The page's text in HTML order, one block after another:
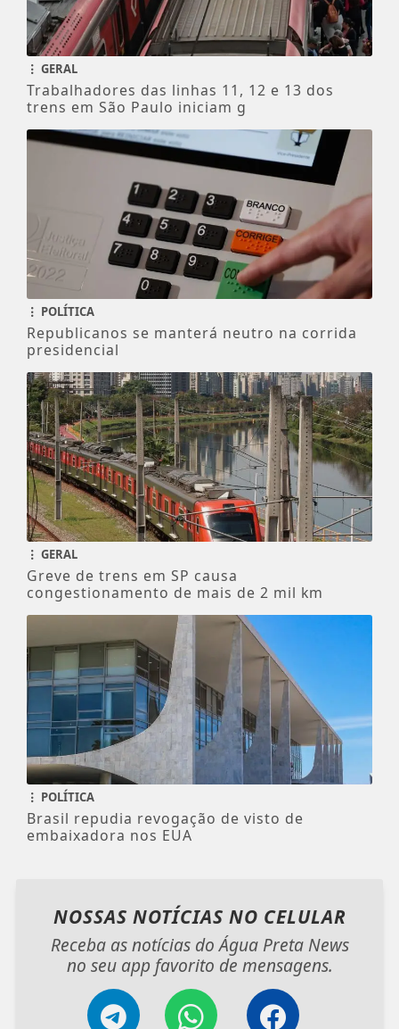
GERAL
Trabalhadores das linhas 11, 12 e 13 dos
trens em São Paulo iniciam g
POLÍTICA
Republicanos se manterá neutro na corrida
presidencial
GERAL
Greve de trens em SP causa
congestionamento de mais de 2 mil km
POLÍTICA
Brasil repudia revogação de visto de
embaixadora nos EUA
NOSSAS NOTÍCIAS NO CELULAR
Receba as notícias do Água Preta News
no seu app favorito de mensagens.